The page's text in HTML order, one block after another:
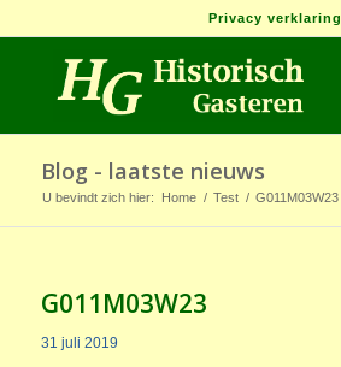
Privacy verklaring
Blog - laatste nieuws
U bevindt zich hier: Home / Test / G011M03W23
G011M03W23
31 juli 2019